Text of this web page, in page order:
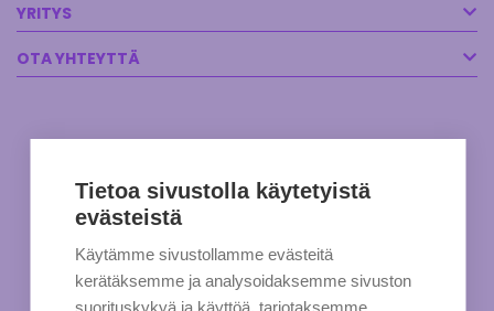
YRITYS
OTA YHTEYTTÄ
Tietoa sivustolla käytetyistä
evästeistä
Käytämme sivustollamme evästeitä
kerätäksemme ja analysoidaksemme sivuston
suorituskykyä ja käyttöä, tarjotaksemme